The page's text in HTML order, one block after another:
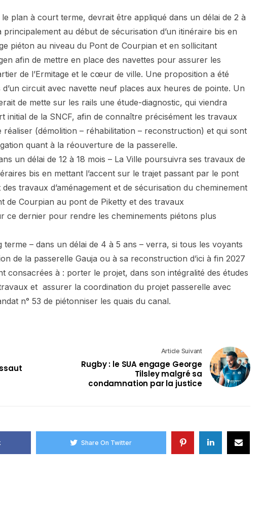
plan à court terme, devrait être appliqué dans un délai de 2 à
principalement au début de sécurisation d’un itinéraire bis en
piéton au niveau du Pont de Courpian et en sollicitant
afin de mettre en place des navettes pour assurer les
de l’Ermitage et le cœur de ville. Une proposition a été
circuit avec navette neuf places aux heures de pointe. Un
de mette sur les rails une étude-diagnostic, qui viendra
initial de la SNCF, afin de connaître précisément les travaux
réaliser (démolition – réhabilitation – reconstruction) et qui sont
quant à la réouverture de la passerelle.
un délai de 12 à 18 mois – La Ville poursuivra ses travaux de
bis en mettant l’accent sur le trajet passant par le pont
travaux d’aménagement et de sécurisation du cheminement
de Courpian au pont de Piketty et des travaux
ce dernier pour rendre les cheminements piétons plus
terme – dans un délai de 4 à 5 ans – verra, si tous les voyants
de la passerelle Gauja ou à sa reconstruction d’ici à fin 2027
consacrées à : porter le projet, dans son intégralité des études
et assurer la coordination du projet passerelle avec
n° 53 de piétonniser les quais du canal.
Article Suivant
Rugby : le SUA engage George
Tilsley malgré sa
condamnation par la justice
Share On Twitter